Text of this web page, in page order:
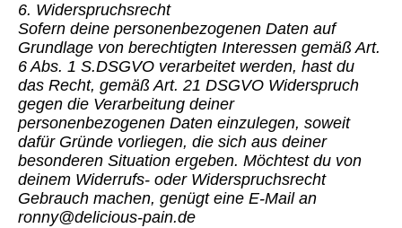
6. Widerspruchsrecht
Sofern deine personenbezogenen Daten auf
Grundlage von berechtigten Interessen gemäß Art.
6 Abs. 1 S.DSGVO verarbeitet werden, hast du
das Recht, gemäß Art. 21 DSGVO Widerspruch
gegen die Verarbeitung deiner
personenbezogenen Daten einzulegen, soweit
dafür Gründe vorliegen, die sich aus deiner
besonderen Situation ergeben. Möchtest du von
deinem Widerrufs- oder Widerspruchsrecht
Gebrauch machen, genügt eine E-Mail an
ronny@delicious-pain.de